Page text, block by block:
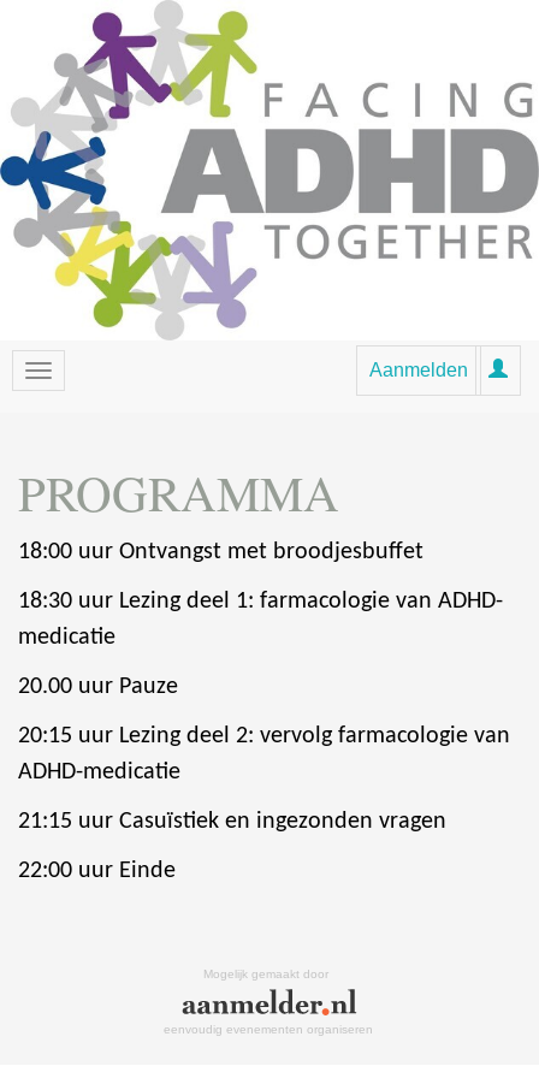
Aanmelden
PROGRAMMA
18:00 uur Ontvangst met broodjesbuffet
18:30 uur Lezing deel 1: farmacologie van ADHD-
medicatie
20.00 uur Pauze
20:15 uur Lezing deel 2: vervolg farmacologie van
ADHD-medicatie
21:15 uur Casuïstiek en ingezonden vragen
22:00 uur Einde
Mogelijk gemaakt door
eenvoudig evenementen organiseren